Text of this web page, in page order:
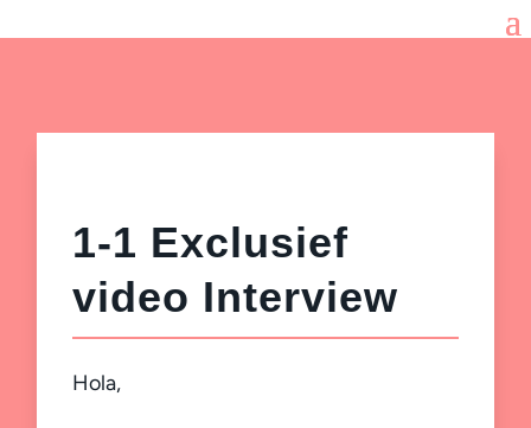
1-1 Exclusief
video Interview
Hola,